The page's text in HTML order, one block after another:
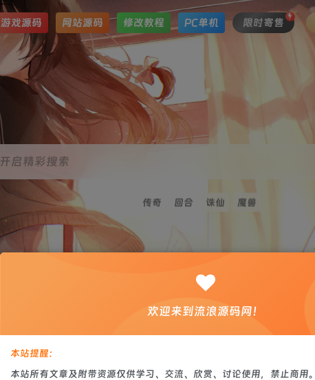
游戏源码 网站源码 修改教程 PC单机 限时寄售
开启精彩搜索
传奇 回合 诛仙 魔兽
网站源码
欢迎来到流浪源码网！
本站提醒：
本站所有文章及附带资源仅供学习、交流、欣赏、讨论使用，禁止商用